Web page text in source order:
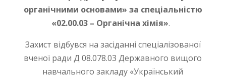
органічними основами» за спеціальністю
«02.00.03 – Органічна хімія».
Захист відбувся на засіданні спеціалізованої
вченої ради Д 08.078.03 Державного вищого
навчального закладу «Український